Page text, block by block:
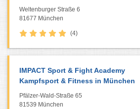
Weltenburger Straße 6
81677 München
(4)
IMPACT Sport & Fight Academy
Kampfsport & Fitness in München
Pfälzer-Wald-Straße 65
81539 München